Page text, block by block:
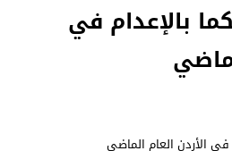
16 حكما بالإعدام في